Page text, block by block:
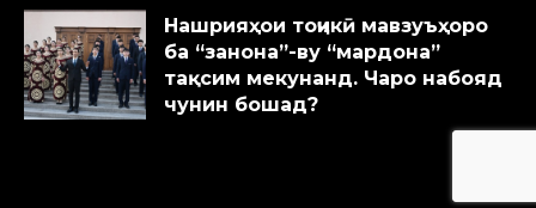
Нашрияҳои тоҷикӣ мавзуъҳоро
ба “занона”-ву “мардона”
тақсим мекунанд. Чаро набояд
чунин бошад?